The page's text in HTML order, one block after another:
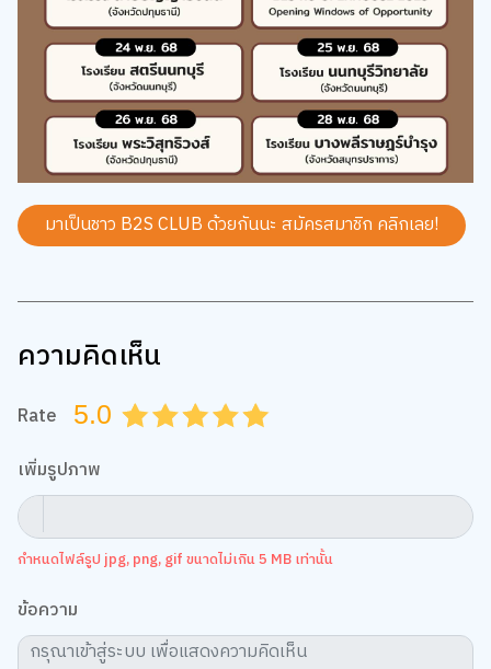
มาเป็นชาว B2S CLUB ด้วยกันนะ สมัครสมาชิก คลิกเลย!
ความคิดเห็น
Rate 5.0 4.5
4.0
3.5
3.0
2.5
2.0
1.5
1.0
0.5
เพิ่มรูปภาพ
กำหนดไฟล์รูป jpg, png, gif ขนาดไม่เกิน 5 MB เท่านั้น
ข้อความ